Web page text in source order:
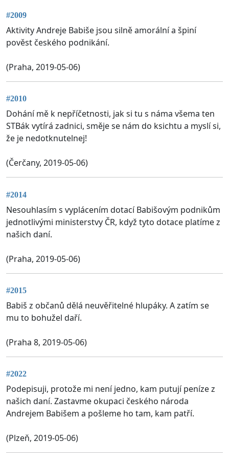
#2009
Aktivity Andreje Babiše jsou silně amorální a špiní
pověst českého podnikání.
(Praha, 2019-05-06)
#2010
Dohání mě k nepříčetnosti, jak si tu s náma všema ten
STBák vytírá zadnici, směje se nám do ksichtu a myslí si,
že je nedotknutelnej!
(Čerčany, 2019-05-06)
#2014
Nesouhlasím s vyplácením dotací Babišovým podnikům
jednotlivými ministerstvy ČR, když tyto dotace platíme z
našich daní.
(Praha, 2019-05-06)
#2015
Babiš z občanů dělá neuvěřitelné hlupáky. A zatím se
mu to bohužel daří.
(Praha 8, 2019-05-06)
#2022
Podepisuji, protože mi není jedno, kam putují peníze z
našich daní. Zastavme okupaci českého národa
Andrejem Babišem a pošleme ho tam, kam patří.
(Plzeň, 2019-05-06)